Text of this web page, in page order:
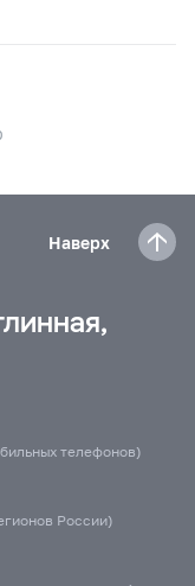
Наверх
телефонов)
России)